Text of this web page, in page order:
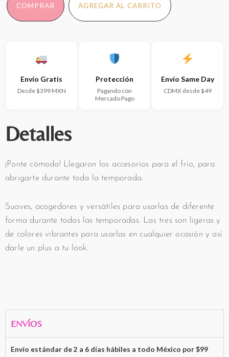
COMPRAR AGREGAR AL CARRITO
Envío Gratis
Desde $399 MXN
Protección
Pagando con
Mercado Pago
Envío Same Day
CDMX desde $49
Detalles
¡Ponte cómoda! Llegaron los accesorios para el frío, para
abrigarte durante toda la temporada.
Suaves, acogedores y versátiles para usarlas de diferente
forma durante todas las temporadas. Las tres son ligeras y
de colores vibrantes para usarlas en cualquier ocasión y así
darle un plus a tu look.
ENVÍOS
Envío estándar de 2 a 6 días hábiles a todo México por $99